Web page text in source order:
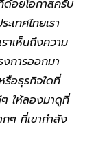
อยโอกาสครับ
เทศไทยเรา
เห็นถึงความ
งการออกมา
อธุรกิจใดที่
ให้ลองมาดูที่
ๆ ที่เขากำลัง